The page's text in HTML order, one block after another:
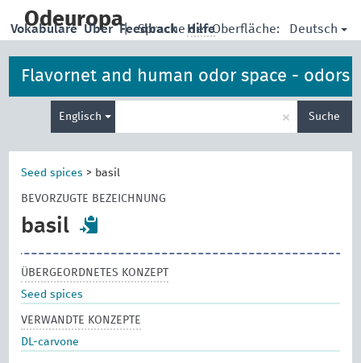
main
Odeuropa| Sprache der Oberfläche: Deutsch
Vokabulare Über Feedback Hilfe
Flavornet and human odor space - odors
Englisch × Suche
Seed spices > basil
BEVORZUGTE BEZEICHNUNG
basil
ÜBERGEORDNETES KONZEPT
Seed spices
VERWANDTE KONZEPTE
DL-carvone